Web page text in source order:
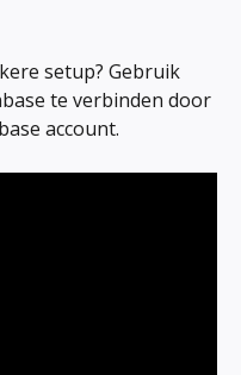
setup? Gebruik
te verbinden door
account.